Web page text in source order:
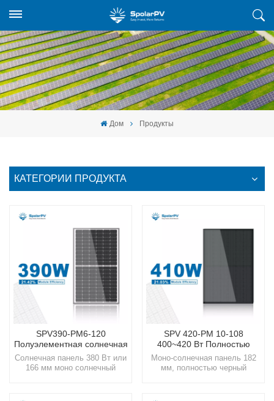
Дом Продукты
КАТЕГОРИИ ПРОДУКТА
SPV390-PM6-120
Полуэлементная солнечная
панель 370 Вт~390 Вт
Солнечная панель 380 Вт или
166 мм моно солнечный
SPV 420-PM 10-108
400~420 Вт Полностью
черная солнечная панель
Моно-солнечная панель 182
мм, полностью черный